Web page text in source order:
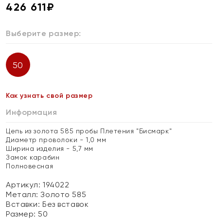
426 611₽
Выберите размер:
50
Как узнать свой размер
Информация
Цепь из золота 585 пробы Плетения "Бисмарк"
Диаметр проволоки - 1,0 мм
Ширина изделия - 5,7 мм
Замок карабин
Полновесная
Артикул: 194022
Металл:Золото 585
Вставки:Без вставок
Размер:50